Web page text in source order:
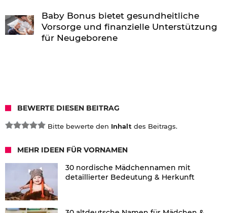
Baby Bonus bietet gesundheitliche
Vorsorge und finanzielle Unterstützung
für Neugeborene
BEWERTE DIESEN BEITRAG
Bitte bewerte den Inhalt des Beitrags.
MEHR IDEEN FÜR VORNAMEN
30 nordische Mädchennamen mit
detaillierter Bedeutung & Herkunft